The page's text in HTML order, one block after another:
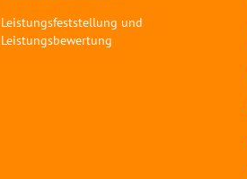
Leistungsfeststellung und
Leistungsbewertung